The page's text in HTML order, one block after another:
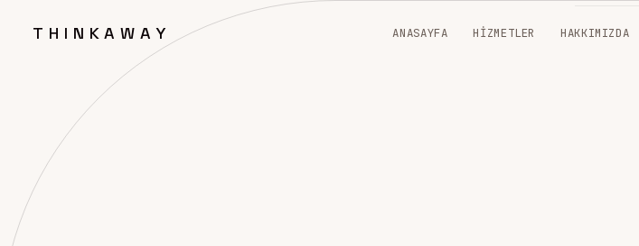
THINKAWAY ANASAYFA HIZMETLER HAKKIMIZDA